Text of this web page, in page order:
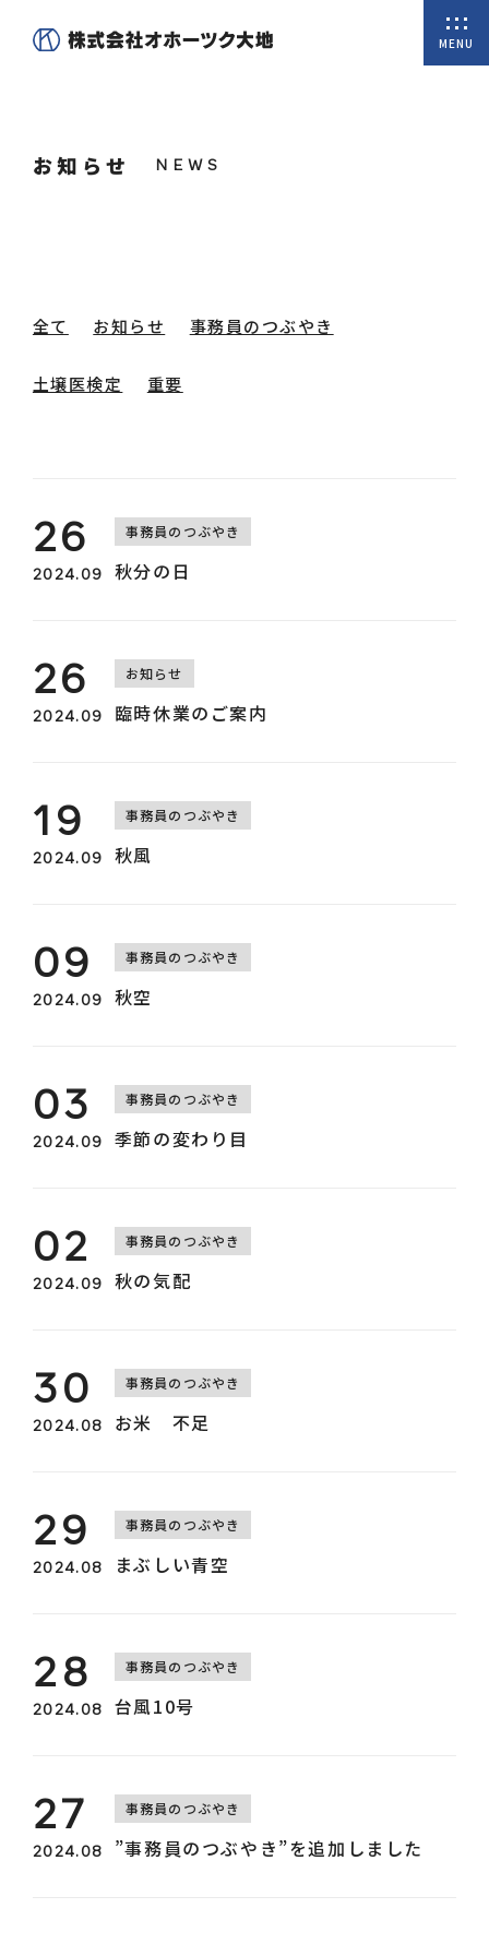
MENU
私たちについて
取扱商品
会社概要
採用情報
新規会員登録
0157-36-0429
お知らせ
全て お知らせ 事務員のつぶやき
土壌医検定 重要
26
2024.09
事務員のつぶやき
秋分の日
26
2024.09
お知らせ
臨時休業のご案内
19
2024.09
事務員のつぶやき
秋風
09
2024.09
事務員のつぶやき
秋空
03
2024.09
事務員のつぶやき
季節の変わり目
02
2024.09
事務員のつぶやき
秋の気配
30
2024.08
事務員のつぶやき
お米 不足
29
2024.08
事務員のつぶやき
まぶしい青空
28
2024.08
事務員のつぶやき
台風10号
27
2024.08
事務員のつぶやき
”事務員のつぶやき”を追加しました